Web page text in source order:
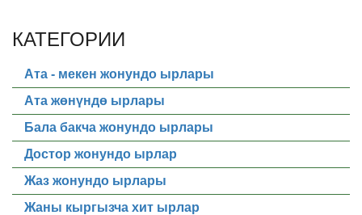
КАТЕГОРИИ
Ата - мекен жонундо ырлары
Ата жөнүндө ырлары
Бала бакча жонундо ырлары
Достор жонундо ырлар
Жаз жонундо ырлары
Жаны кыргызча хит ырлар